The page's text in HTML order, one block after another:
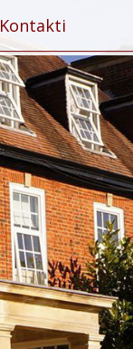
Kontakti